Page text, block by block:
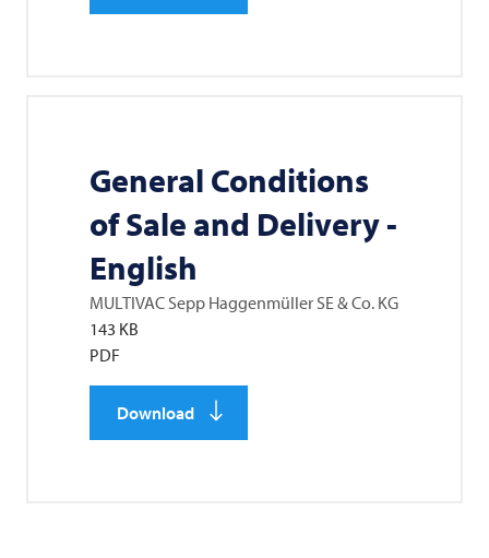
General Conditions
of Sale and Delivery -
English
MULTIVAC Sepp Haggenmüller SE & Co. KG
143 KB
PDF
Download